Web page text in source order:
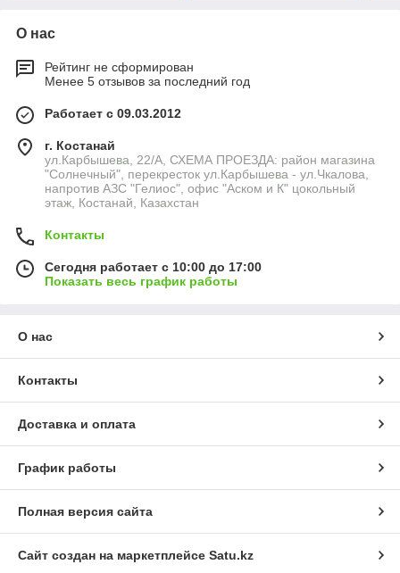
О нас
Рейтинг не сформирован
Менее 5 отзывов за последний год
Работает с 09.03.2012
г. Костанай
ул.Карбышева, 22/А, СХЕМА ПРОЕЗДА: район магазина
"Солнечный", перекресток ул.Карбышева - ул.Чкалова,
напротив АЗС "Гелиос", офис "Аском и К" цокольный
этаж, Костанай, Казахстан
Контакты
Сегодня работает с 10:00 до 17:00
Показать весь график работы
О нас
Контакты
Доставка и оплата
График работы
Полная версия сайта
Сайт создан на маркетплейсе Satu.kz